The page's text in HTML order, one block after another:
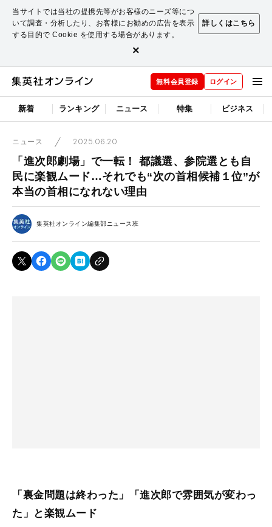
当サイトでは当社の提携先等がお客様のニーズ等につ
いて調査・分析したり、お客様にお勧めの広告を表示
する目的で Cookie を使用する場合があります。
詳しくはこちら
×
無料会員登録 ログイン
新着 ランキング ニュース 特集 ビジネス
ニュース 2025.06.20
「進次郎劇場」で一転！ 都議選、参院選とも自
民に楽観ムード…それでも“次の首相候補１位”が
本当の首相になれない理由
集英社オンライン編集部ニュース班
「裏金問題は終わった」「進次郎で雰囲気が変わっ
た」と楽観ムード